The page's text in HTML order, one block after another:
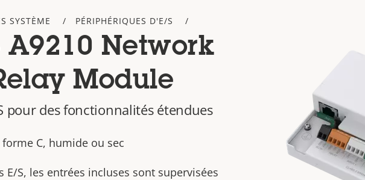
SYSTÈME PÉRIPHÉRIQUES D'E/S
A9210 Network
Module
pour des fonctionnalités étendues
forme C, humide ou sec
E/S, les entrées incluses sont supervisées